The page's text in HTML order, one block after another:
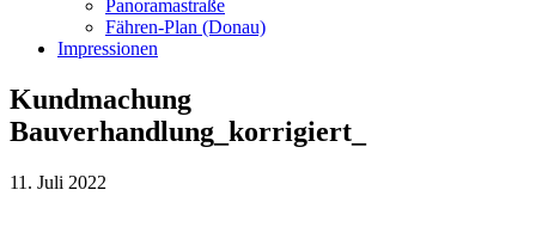
Panoramastraße
Fähren-Plan (Donau)
Impressionen
Kundmachung
Bauverhandlung_korrigiert_
11. Juli 2022